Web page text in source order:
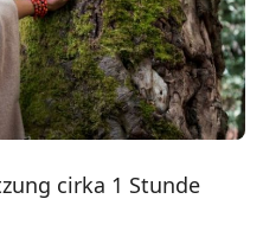
cirka 1 Stunde